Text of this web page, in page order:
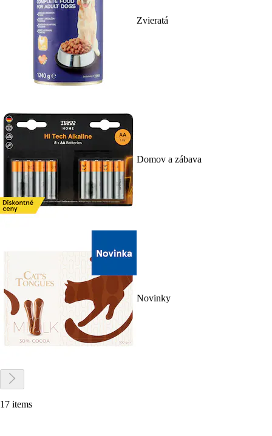
Zvieratá
Domov a zábava
Novinky
17 items